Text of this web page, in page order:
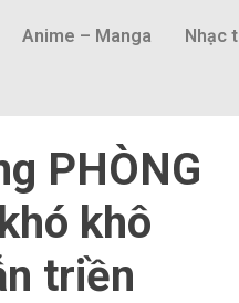
Anime – Manga Nhạc
PHÒNG
khô
triền